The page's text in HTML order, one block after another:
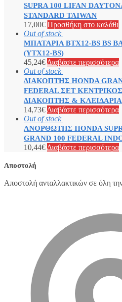
SUPRA 100 LIFAN
STANDARD TAIWAN
17,00€ Προσθήκη στο καλάθι
Out of stock
ΜΠΑΤΑΡΙΑ BTX12-BS BS
(YTX12-BS)
45,24€ Διαβάστε περισσότερα
Out of stock
ΔΙΑΚΟΠΤΗΣ HONDA
FEDERAL ΣΕΤ ΚΕΝΤΡΙΚΟΣ
ΔΙΑΚΟΠΤΗΣ &
14,73€ Διαβάστε περισσότερα
Out of stock
ΑΝΟΡΘΩΤΗΣ HONDA
GRAND 100 FEDERAL
10,44€ Διαβάστε περισσότερα
Αποστολή
Αποστολή ανταλλακτικών σε όλη